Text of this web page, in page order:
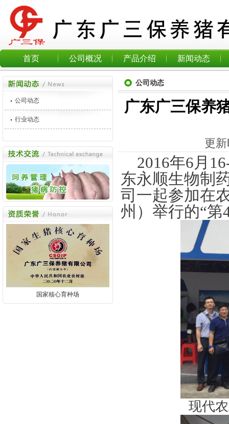
首页 公司概况 产品介绍 新闻动态
公司动态
行业动态
国家核心育种场
公司动态
广东广三保养
更
2016年6月
东永顺生物制
司一起参加在
州） 举行的“第
现代